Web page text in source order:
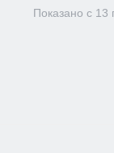
Показано с 13